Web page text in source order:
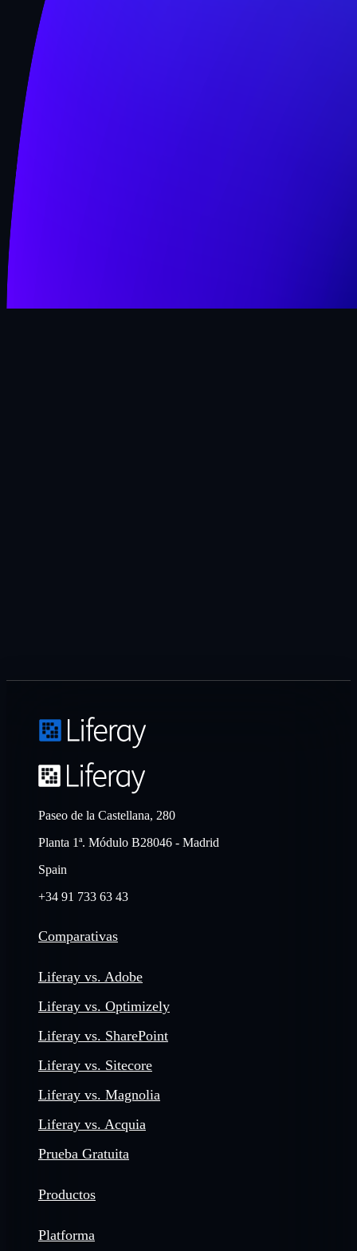
Paseo de la Castellana, 280
Planta 1ª. Módulo B28046 - Madrid
Spain
+34 91 733 63 43
Comparativas
Liferay vs. Adobe
Liferay vs. Optimizely
Liferay vs. SharePoint
Liferay vs. Sitecore
Liferay vs. Magnolia
Liferay vs. Acquia
Prueba Gratuita
Productos
Platforma